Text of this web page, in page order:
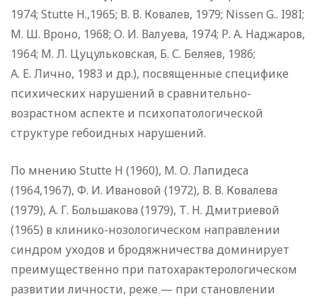
1974; Stutte H.,1965; В. В. Ковалев, 1979; Nissen G.. I98I;
М. Ш. Вроно, 1968; О. И. Валуева, 1974; Р. А. Наджаров,
1964; М. Л. Цуцульковская, Б. С. Беляев, 1986;
А. Е. Лично, 1983 и др.), посвященные специфике
психических нарушений в сравнительно-
возрастном аспекте и психопатологической
структуре гебоидных нарушений.
По мнению Stutte Н (1960), М. О. Лапидеса
(1964,1967), Ф. И. Ивановой (1972), В. В. Ковалева
(1979), А. Г. Большакова (1979), Т. Н. Дмитриевой
(1965) в клинико-нозологическом направлении
синдром уходов и бродяжничества доминирует
преимущественно при патохарактерологическом
развитии личности, реже — при становлении